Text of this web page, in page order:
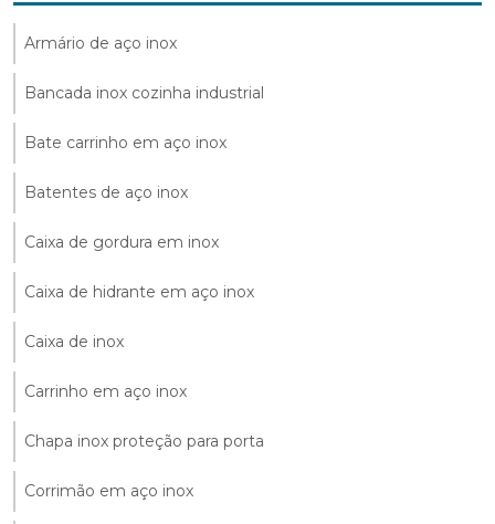
Armário de aço inox
Bancada inox cozinha industrial
Bate carrinho em aço inox
Batentes de aço inox
Caixa de gordura em inox
Caixa de hidrante em aço inox
Caixa de inox
Carrinho em aço inox
Chapa inox proteção para porta
Corrimão em aço inox